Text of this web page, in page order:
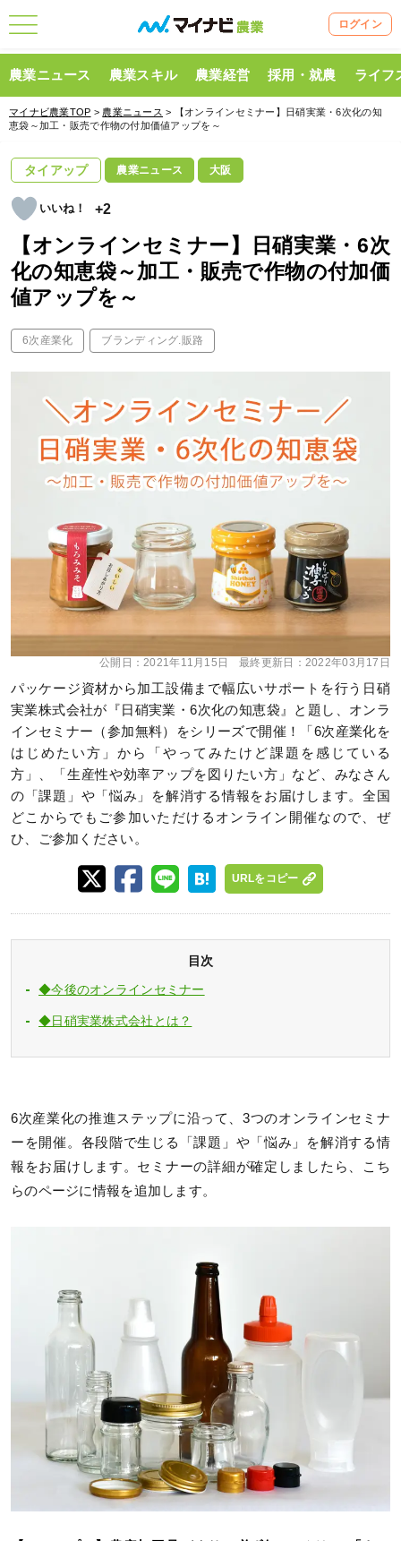
ログイン
農業ニュース 農業スキル 農業経営 採用・就農 ライフ
マイナビ農業TOP > 農業ニュース > 【オンラインセミナー】日硝実業・6次化の知
恵袋～加工・販売で作物の付加価値アップを～
タイアップ 農業ニュース 大阪
+2
【オンラインセミナー】日硝実業・6次
化の知恵袋～加工・販売で作物の付加価
値アップを～
6次産業化 ブランディング.販路
公開日：2021年11月15日 最終更新日： 2022年03月17日
パッケージ資材から加工設備まで幅広いサポートを行う日硝
実業株式会社が『日硝実業・6次化の知恵袋』と題し、オンラ
インセミナー（参加無料）をシリーズで開催！「6次産業化を
はじめたい方」から「やってみたけど課題を感じている
方」、「生産性や効率アップを図りたい方」など、みなさん
の「課題」や「悩み」を解消する情報をお届けします。全国
どこからでもご参加いただけるオンライン開催なので、ぜ
ひ、ご参加ください。
URLをコピー
目次
◆今後のオンラインセミナー
◆日硝実業株式会社とは？
6次産業化の推進ステップに沿って、3つのオンラインセミナ
ーを開催。各段階で生じる「課題」や「悩み」を解消する情
報をお届けします。セミナーの詳細が確定しましたら、こち
らのページに情報を追加します。